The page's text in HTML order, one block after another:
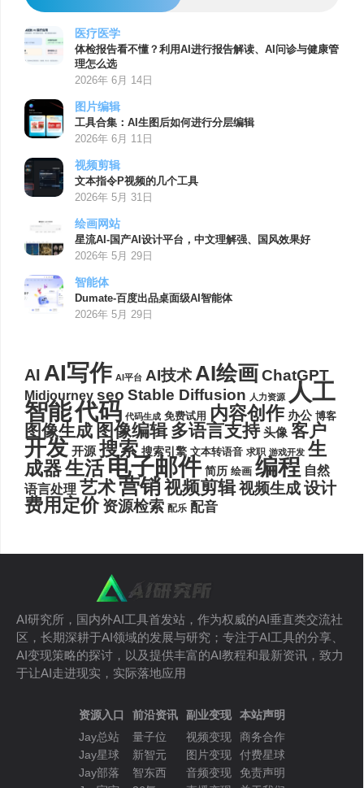
医疗医学
体检报告看不懂？利用AI进行报告解读、AI问诊与健康管
理怎么选
2026年 6月 14日
图片编辑
工具合集：AI生图后如何进行分层编辑
2026年 6月 11日
视频剪辑
文本指令P视频的几个工具
2026年 5月 31日
绘画网站
星流AI-国产AI设计平台，中文理解强、国风效果好
2026年 5月 29日
智能体
Dumate-百度出品桌面级AI智能体
2026年 5月 29日
AI AI写作 AI平台 AI技术AI绘画ChatGPT
Midjourney seo Stable Diffusion 人力资源 人工
智能代码 代码生成 免费试用 内容创作 办公 博客
图像生成 图像编辑 多语言支持 头像 客户
开发 开源 搜索 搜索引擎 文本转语音 求职 游戏开发 生
成器生活电子邮件 简历 绘画 编程 自然
语言处理 艺术营销视频剪辑视频生成设计
费用定价 资源检索 配乐 配音
AI研究所，国内外AI工具首发站，作为权威的AI垂直类交流社
区，长期深耕于AI领域的发展与研究；专注于AI工具的分享、
AI变现策略的探讨，以及提供丰富的AI教程和最新资讯，致力
于让AI走进现实，实际落地应用
资源入口
Jay总站
Jay星球
Jay部落
前沿资讯
量子位
新智元
智东西
副业变现
视频变现
图片变现
音频变现
本站声明
商务合作
付费星球
免责声明